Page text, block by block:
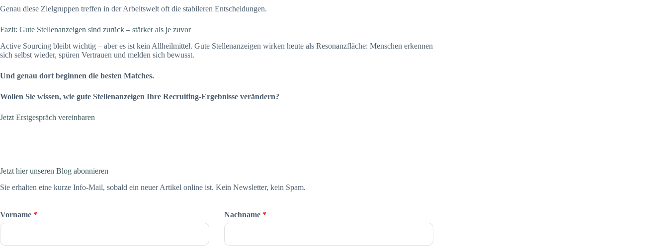
Genau diese Zielgruppen treffen in der Arbeitswelt oft die stabileren Entscheidungen.
Fazit: Gute Stellenanzeigen sind zurück – stärker als je zuvor
Active Sourcing bleibt wichtig – aber es ist kein Allheilmittel. Gute Stellenanzeigen wirken heute als Resonanzfläche: Menschen erkennen
sich selbst wieder, spüren Vertrauen und melden sich bewusst.
Und genau dort beginnen die besten Matches.
Wollen Sie wissen, wie gute Stellenanzeigen Ihre Recruiting-Ergebnisse verändern?
Jetzt Erstgespräch vereinbaren
Jetzt hier unseren Blog abonnieren
Sie erhalten eine kurze Info-Mail, sobald ein neuer Artikel online ist. Kein Newsletter, kein Spam.
Vorname * Nachname *